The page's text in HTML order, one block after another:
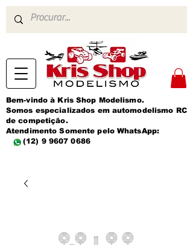
Bem-vindo à Kris Shop Modelismo.
Somos especializados em automodelismo RC
de competição.
Atendimento Somente pelo WhatsApp:
(12) 9 9607 0686